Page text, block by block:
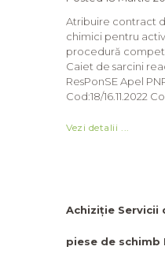
Atribuire contract
chimici pentru
procedură
Caiet de sarcini
ResPonSE Apel
Cod:18/16.11.2022
Vezi detalii ...
Achiziție Servicii
piese de schimb